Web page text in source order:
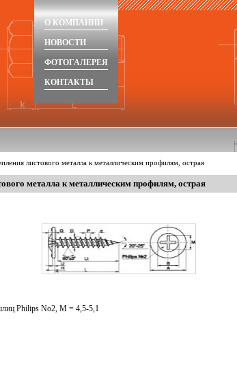
О КОМПАНИИ
НОВОСТИ
ФОТОГАЛЕРЕЯ
КОНТАКТЫ
листового металла к металлическим профилям, острая
металла к металлическим профилям, острая
Philips No2, M = 4,5-5,1